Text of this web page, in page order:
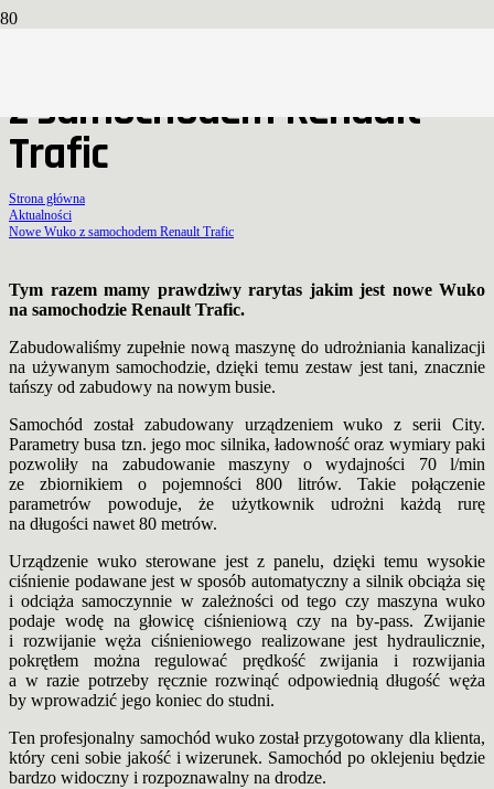
z samochodem Renault
Trafic
Strona główna
Aktualności
Nowe Wuko z samochodem Renault Trafic
Tym razem mamy prawdziwy rarytas jakim jest nowe Wuko
na samochodzie Renault Trafic.
Zabudowaliśmy zupełnie nową maszynę do udrożniania kanalizacji
na używanym samochodzie, dzięki temu zestaw jest tani, znacznie
tańszy od zabudowy na nowym busie.
Samochód został zabudowany urządzeniem wuko z serii City.
Parametry busa tzn. jego moc silnika, ładowność oraz wymiary paki
pozwoliły na zabudowanie maszyny o wydajności 70 l/min
ze zbiornikiem o pojemności 800 litrów. Takie połączenie
parametrów powoduje, że użytkownik udrożni każdą rurę
na długości nawet 80 metrów.
Urządzenie wuko sterowane jest z panelu, dzięki temu wysokie
ciśnienie podawane jest w sposób automatyczny a silnik obciąża się
i odciąża samoczynnie w zależności od tego czy maszyna wuko
podaje wodę na głowicę ciśnieniową czy na by-pass. Zwijanie
i rozwijanie węża ciśnieniowego realizowane jest hydraulicznie,
pokrętłem można regulować prędkość zwijania i rozwijania
a w razie potrzeby ręcznie rozwinąć odpowiednią długość węża
by wprowadzić jego koniec do studni.
Ten profesjonalny samochód wuko został przygotowany dla klienta,
który ceni sobie jakość i wizerunek. Samochód po oklejeniu będzie
bardzo widoczny i rozpoznawalny na drodze.